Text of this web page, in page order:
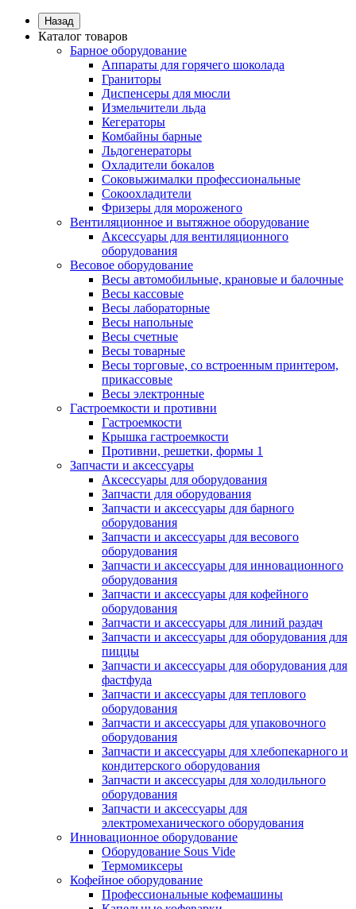
Назад
Каталог товаров
Барное оборудование
Аппараты для горячего шоколада
Граниторы
Диспенсеры для мюсли
Измельчители льда
Кегераторы
Комбайны барные
Льдогенераторы
Охладители бокалов
Соковыжималки профессиональные
Сокоохладители
Фризеры для мороженого
Вентиляционное и вытяжное оборудование
Аксессуары для вентиляционного
оборудования
Весовое оборудование
Весы автомобильные, крановые и балочные
Весы кассовые
Весы лабораторные
Весы напольные
Весы счетные
Весы товарные
Весы торговые, со встроенным принтером,
прикассовые
Весы электронные
Гастроемкости и противни
Гастроемкости
Крышка гастроемкости
Противни, решетки, формы 1
Запчасти и аксессуары
Аксессуары для оборудования
Запчасти для оборудования
Запчасти и аксессуары для барного
оборудования
Запчасти и аксессуары для весового
оборудования
Запчасти и аксессуары для инновационного
оборудования
Запчасти и аксессуары для кофейного
оборудования
Запчасти и аксессуары для линий раздач
Запчасти и аксессуары для оборудования для
пиццы
Запчасти и аксессуары для оборудования для
фастфуда
Запчасти и аксессуары для теплового
оборудования
Запчасти и аксессуары для упаковочного
оборудования
Запчасти и аксессуары для хлебопекарного и
кондитерского оборудования
Запчасти и аксессуары для холодильного
оборудования
Запчасти и аксессуары для
электромеханического оборудования
Инновационное оборудование
Оборудование Sous Vide
Термомиксеры
Кофейное оборудование
Профессиональные кофемашины